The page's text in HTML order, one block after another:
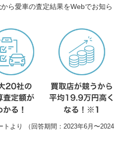
から愛車の査定結果をWebでお知ら
より （回答期間：2023年6月〜2024